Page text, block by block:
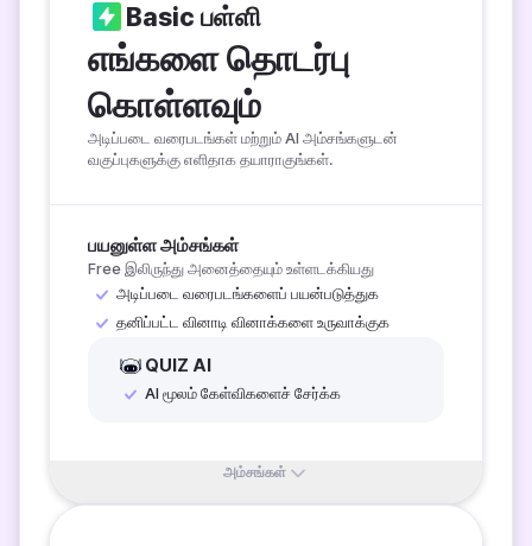
Basic பள்ளி
எங்களை தொடர்பு
கொள்ளவும்
அடிப்படை வரைபடங்கள் மற்றும் AI அம்சங்களுடன்
வகுப்புகளுக்கு எளிதாக தயாராகுங்கள்.
பயனுள்ள அம்சங்கள்
Free இலிருந்து அனைத்தையும் உள்ளடக்கியது
அடிப்படை வரைபடங்களைப் பயன்படுத்துக
தனிப்பட்ட வினாடி வினாக்களை உருவாக்குக
QUIZ AI
AI மூலம் கேள்விகளைச் சேர்க்க
அம்சங்கள்